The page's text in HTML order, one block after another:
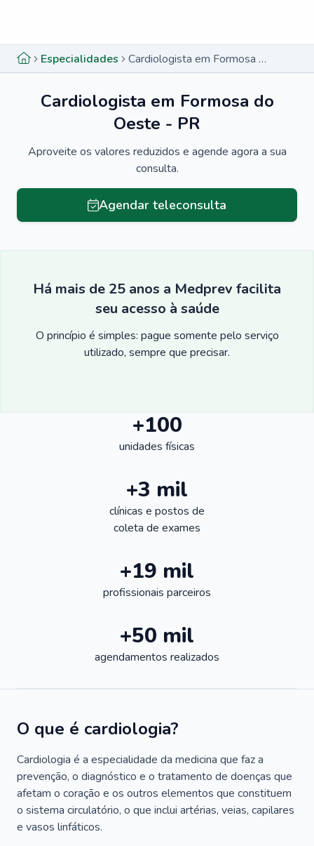
Especialidades Cardiologista em Formosa do Oeste - PR
Cardiologista em Formosa do
Oeste - PR
Aproveite os valores reduzidos e agende agora a sua
consulta.
Agendar teleconsulta
Há mais de 25 anos a Medprev facilita
seu acesso à saúde
O princípio é simples: pague somente pelo serviço
utilizado, sempre que precisar.
+100
unidades físicas
+3 mil
clínicas e postos de
coleta de exames
+19 mil
profissionais parceiros
+50 mil
agendamentos realizados
O que é cardiologia?
Cardiologia é a especialidade da medicina que faz a
prevenção, o diagnóstico e o tratamento de doenças que
afetam o coração e os outros elementos que constituem
o sistema circulatório, o que inclui artérias, veias, capilares
e vasos linfáticos.